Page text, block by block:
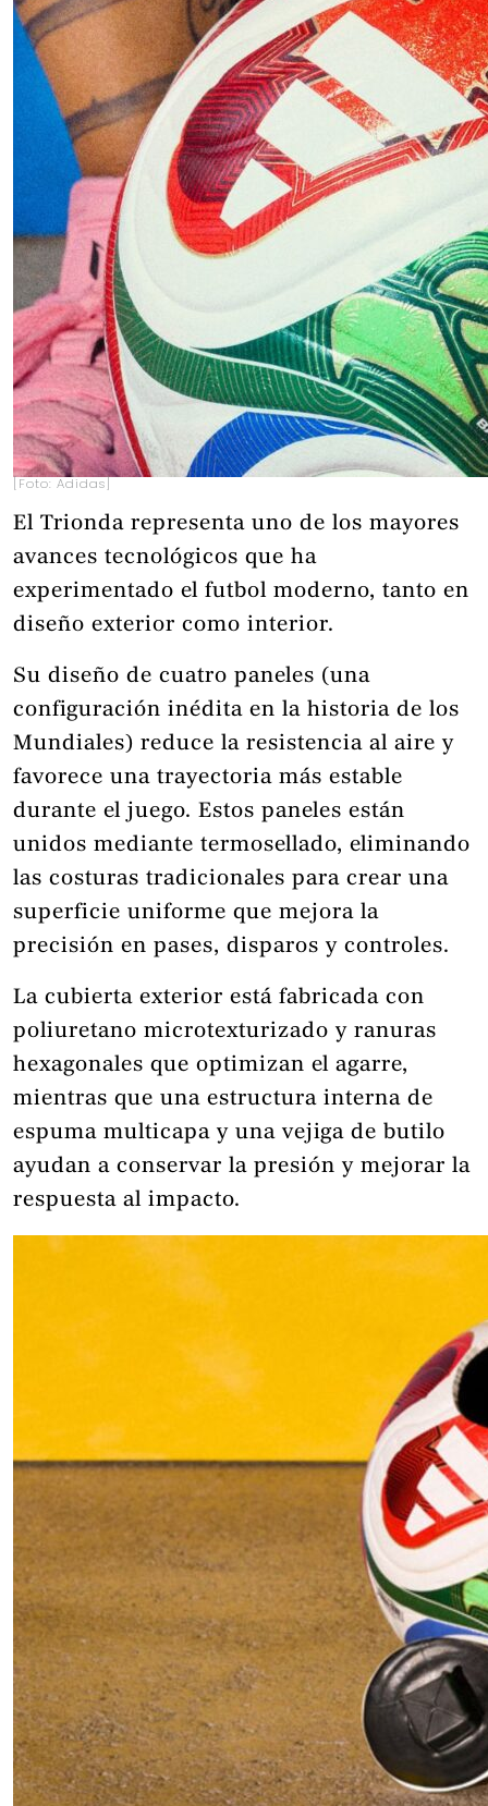
[Foto: Adidas]
El Trionda representa uno de los mayores
avances tecnológicos que ha
experimentado el futbol moderno, tanto en
diseño exterior como interior.
Su diseño de cuatro paneles (una
configuración inédita en la historia de los
Mundiales) reduce la resistencia al aire y
favorece una trayectoria más estable
durante el juego. Estos paneles están
unidos mediante termosellado, eliminando
las costuras tradicionales para crear una
superficie uniforme que mejora la
precisión en pases, disparos y controles.
La cubierta exterior está fabricada con
poliuretano microtexturizado y ranuras
hexagonales que optimizan el agarre,
mientras que una estructura interna de
espuma multicapa y una vejiga de butilo
ayudan a conservar la presión y mejorar la
respuesta al impacto.